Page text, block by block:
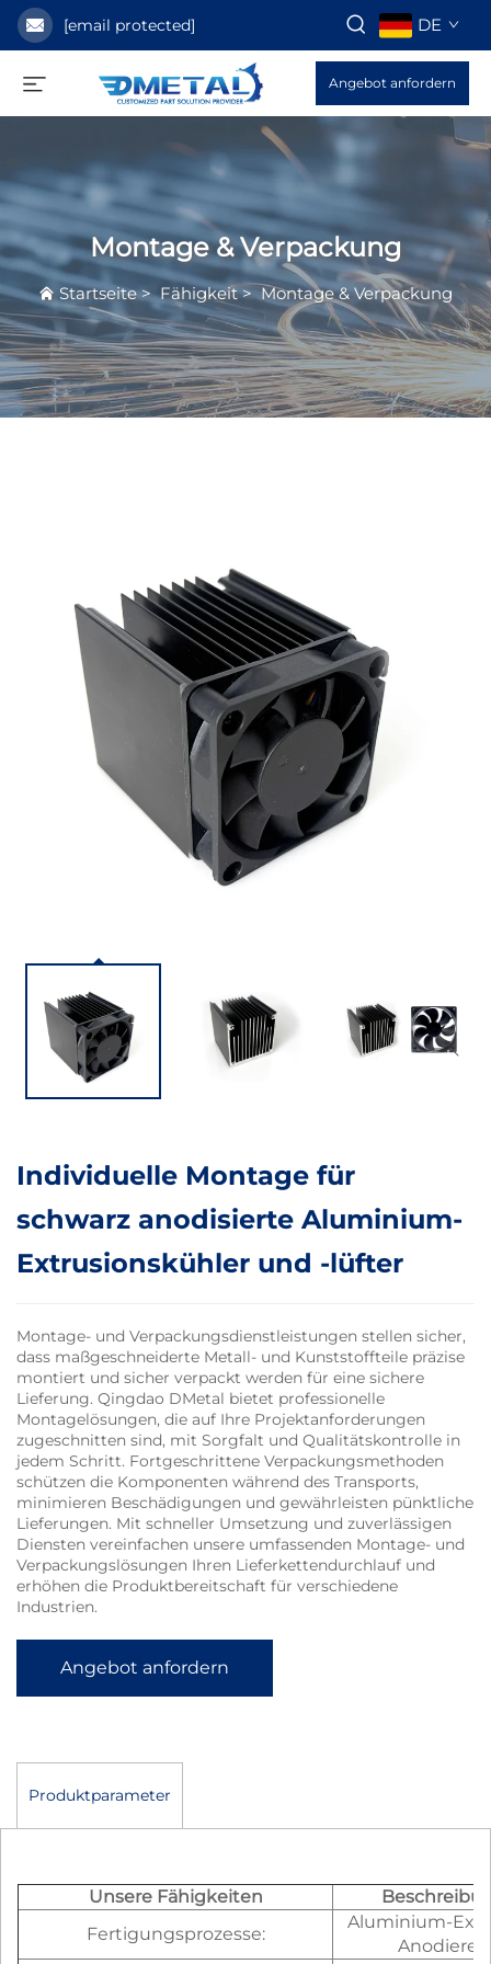
[email protected] DE
Angebot anfordern
Montage & Verpackung
Startseite>Fähigkeit>Montage & Verpackung
Individuelle Montage für
schwarz anodisierte Aluminium-
Extrusionskühler und -lüfter
Montage- und Verpackungsdienstleistungen stellen sicher,
dass maßgeschneiderte Metall- und Kunststoffteile präzise
montiert und sicher verpackt werden für eine sichere
Lieferung. Qingdao DMetal bietet professionelle
Montagelösungen, die auf Ihre Projektanforderungen
zugeschnitten sind, mit Sorgfalt und Qualitätskontrolle in
jedem Schritt. Fortgeschrittene Verpackungsmethoden
schützen die Komponenten während des Transports,
minimieren Beschädigungen und gewährleisten pünktliche
Lieferungen. Mit schneller Umsetzung und zuverlässigen
Diensten vereinfachen unsere umfassenden Montage- und
Verpackungslösungen Ihren Lieferkettendurchlauf und
erhöhen die Produktbereitschaft für verschiedene
Industrien.
Angebot anfordern
Produktparameter
Unsere Fähigkeiten
Fertigungsprozesse:
Aluminium-
Anodieren